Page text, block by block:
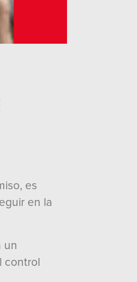
es
en la
un
control